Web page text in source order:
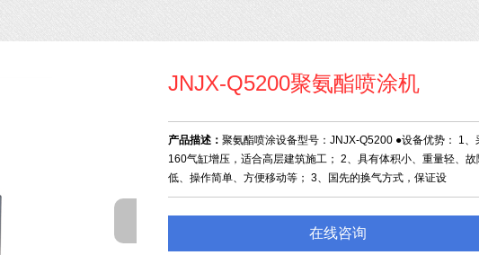
JNJX-Q5200聚氨酯喷涂机
产品描述： 聚氨酯喷涂设备型号：JNJX-Q5200 ●设备优势： 1、
160气缸增压，适合高层建筑施工； 2、具有体积小、重量轻、故
低、操作简单、方便移动等； 3、国先的换气方式，保证设
在线咨询